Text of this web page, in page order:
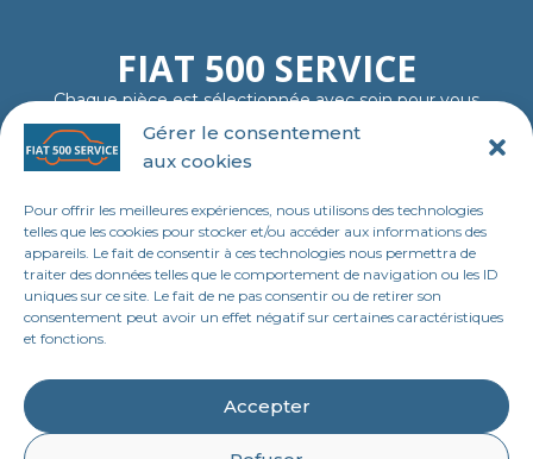
Gérer le consentement
aux cookies
Pour offrir les meilleures expériences, nous utilisons des technologies
telles que les cookies pour stocker et/ou accéder aux informations des
appareils. Le fait de consentir à ces technologies nous permettra de
traiter des données telles que le comportement de navigation ou les ID
uniques sur ce site. Le fait de ne pas consentir ou de retirer son
consentement peut avoir un effet négatif sur certaines caractéristiques
et fonctions.
Accepter
FIAT 500 SERVICE
Chaque pièce est sélectionnée avec soin pour vous
garantir fiabilité, authenticité et plaisir de rouler…
comme au premier jour.
06 11 23 40 18
MENU
Accueil
Boutique en ligne
LEGAL
Mentions légales